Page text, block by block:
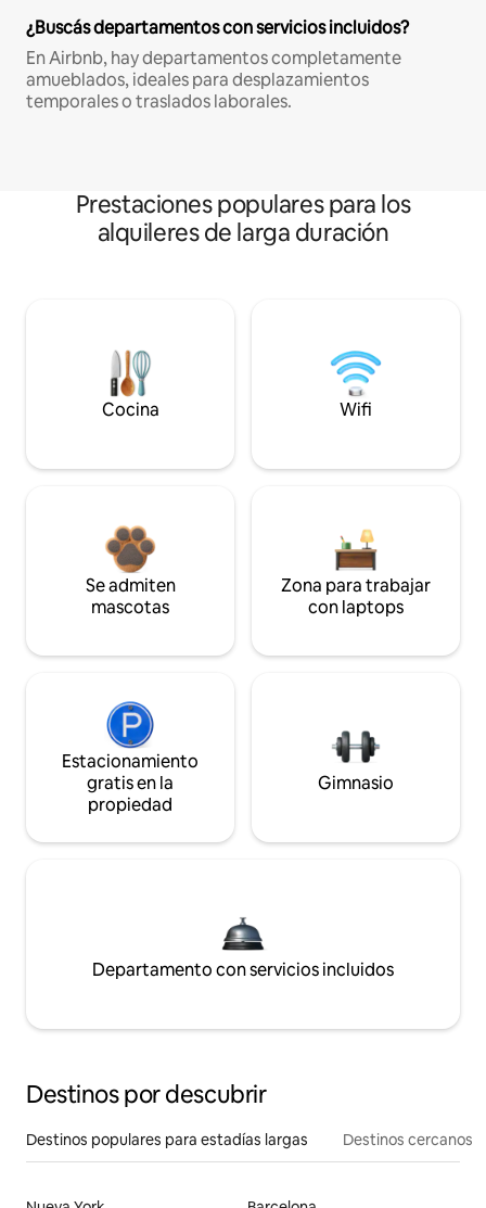
¿Buscás departamentos con servicios incluidos?
En Airbnb, hay departamentos completamente
amueblados, ideales para desplazamientos
temporales o traslados laborales.
Prestaciones populares para los
alquileres de larga duración
Cocina Wifi
Se admiten
mascotas
Zona para trabajar
con laptops
Estacionamiento
gratis en la
propiedad
Gimnasio
Departamento con servicios incluidos
Destinos por descubrir
Destinos populares para estadías largas Destinos cercanos